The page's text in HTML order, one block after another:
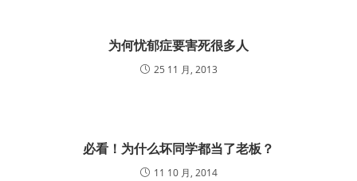
为何忧郁症要害死很多人
25 11 月, 2013
必看！为什么坏同学都当了老板？
11 10 月, 2014